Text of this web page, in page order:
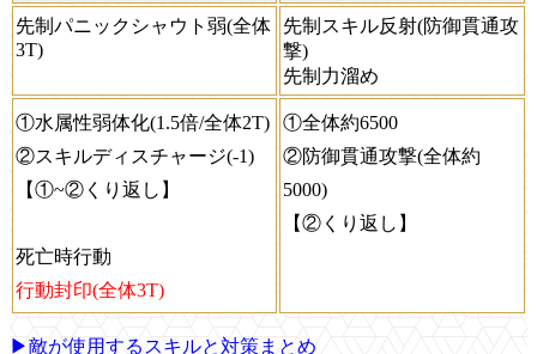
先制パニックシャウト弱(全体
3T)
先制スキル反射(防御貫通攻
撃)
先制力溜め
①水属性弱体化(1.5倍/全体2T)
②スキルディスチャージ(-1)
【①~②くり返し】
死亡時行動
行動封印(全体3T)
①全体約6500
②防御貫通攻撃(全体約
5000)
【②くり返し】
▶敵が使用するスキルと対策まとめ